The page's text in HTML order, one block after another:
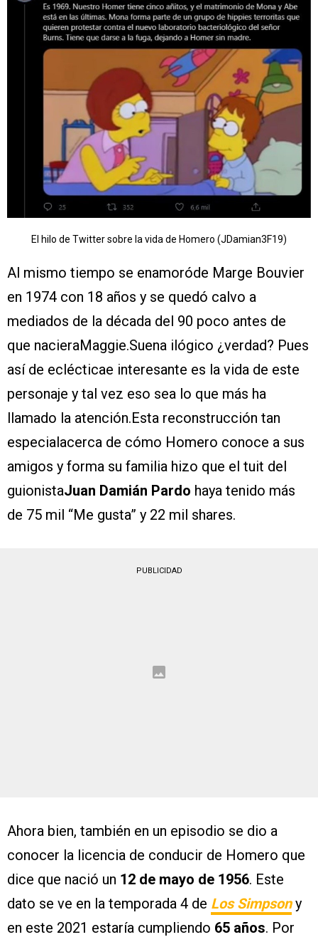
El hilo de Twitter sobre la vida de Homero (JDamian3F19)
Al mismo tiempo se enamoróde Marge Bouvier
en 1974 con 18 años y se quedó calvo a
mediados de la década del 90 poco antes de
que nacieraMaggie.Suena ilógico ¿verdad? Pues
así de eclécticae interesante es la vida de este
personaje y tal vez eso sea lo que más ha
llamado la atención.Esta reconstrucción tan
especialacerca de cómo Homero conoce a sus
amigos y forma su familia hizo que el tuit del
guionistaJuan Damián Pardo haya tenido más
de 75 mil “Me gusta” y 22 mil shares.
PUBLICIDAD
Ahora bien, también en un episodio se dio a
conocer la licencia de conducir de Homero que
dice que nació un 12 de mayo de 1956. Este
dato se ve en la temporada 4 de Los Simpson y
en este 2021 estaría cumpliendo 65 años. Por